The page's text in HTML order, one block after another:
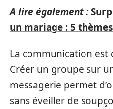
A lire également :
un mariage : 5
La communication est
Créer un groupe sur
messagerie permet
sans éveiller de